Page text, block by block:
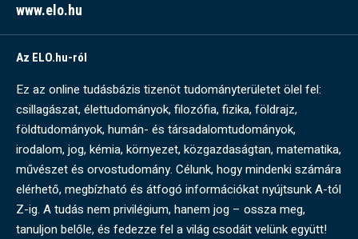
www.elo.hu
Az ELO.hu-ról
Ez az online tudásbázis tizenöt tudományterületet ölel fel:
csillagászat, élettudományok, filozófia, fizika, földrajz,
földtudományok, humán- és társadalomtudományok,
irodalom, jog, kémia, környezet, közgazdaságtan, matematika,
művészet és orvostudomány. Célunk, hogy mindenki számára
elérhető, megbízható és átfogó információkat nyújtsunk A-tól
Z-ig. A tudás nem privilégium, hanem jog – ossza meg,
tanuljon belőle, és fedezze fel a világ csodáit velünk együtt!